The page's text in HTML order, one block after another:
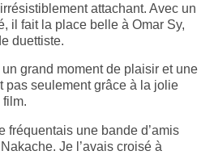
attachant. Avec un
il fait la place belle à Omar Sy,
duettiste.
grand moment de plaisir et une
pas seulement grâce à la jolie
film.
fréquentais une bande d’amis
Je l’avais croisé à